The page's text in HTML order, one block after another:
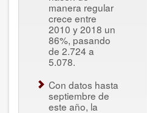
manera regular
crece entre
2010 y 2018 un
86%, pasando
de 2.724 a
5.078.
Con datos hasta
septiembre de
este año, la